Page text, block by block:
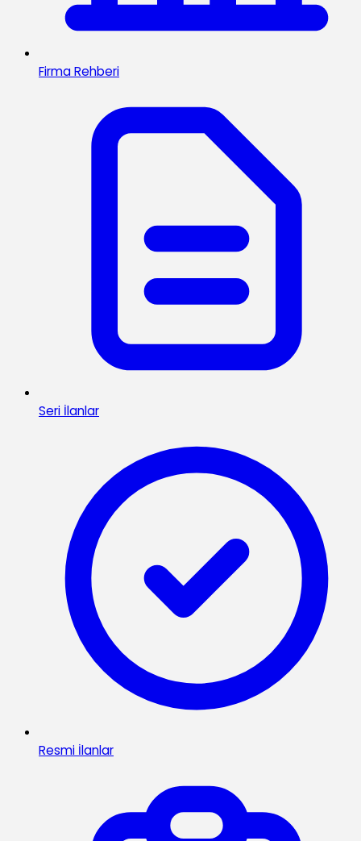
Firma Rehberi
Seri İlanlar
Resmi İlanlar